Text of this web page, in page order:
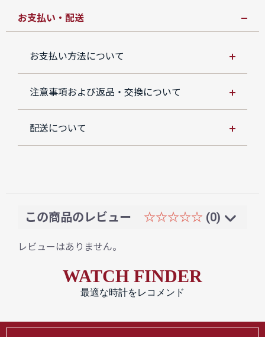
お支払い・配送
お支払い方法について
注意事項および返品・交換について
配送について
この商品のレビュー ☆☆☆☆☆ (0)
レビューはありません。
WATCH FINDER
最適な時計をレコメンド